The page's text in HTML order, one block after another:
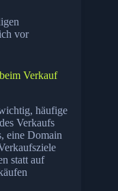
vor
Verkauf
häufige
Verkaufs
eine Domain
statt auf